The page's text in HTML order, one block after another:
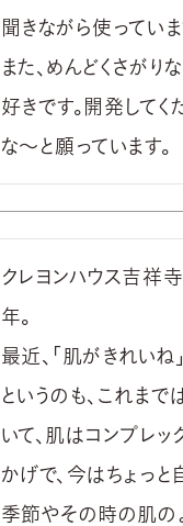
聞きながら使っていま
また、めんどくさがり
好きです。開発して
な〜と願っています。
クレヨンハウス吉祥
年。
最近、「肌がきれいね
というのも、これま
いて、肌はコンプレッ
かげで、今はちょっ
季節やその時の肌の